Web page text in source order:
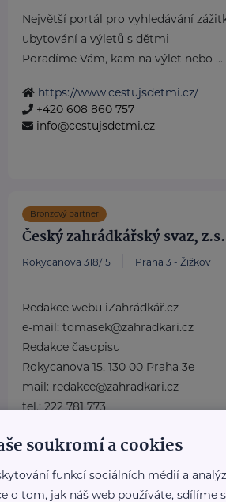
Největší portál pro vyhledávání
ubytování a výletů s dětmi
Poradíme Vám, kam na výlet nebo ...
https://www.cestujsdetmi.cz/
+420 608 860 757
info@cestujsdetmi.cz
Bronzový partner
Český zahrádkářský svaz, z.s.
Rokycanova 318/15 Praha 3 - Žižkov
Redakce webu iZahrádkář.cz
e-mail: tomasek@zahradkari.cz
Redakce časopisu
Rokycanova 15, 130 00 Praha 3e-
mail: redakce@zahradkari.cz
tel.: 222 781 773
+420 222 782 710
ustredi@zahradkari.cz
soukromí a cookies
funkcí sociálních médií a
o tom, jak náš web používáte, sdílíme